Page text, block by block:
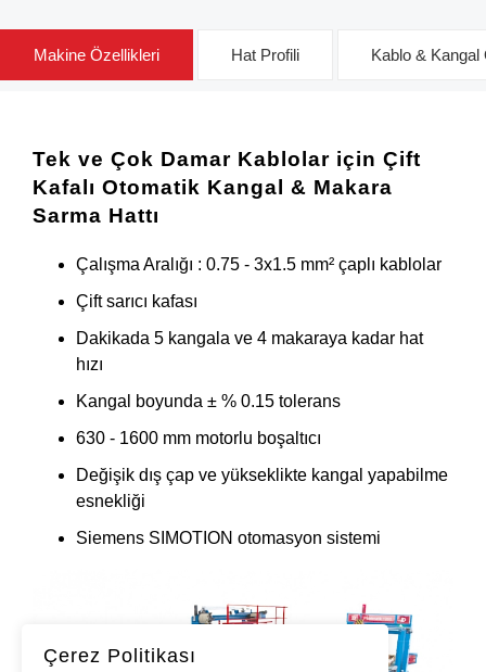
Makine Özellikleri Hat Profili Kablo & Kangal
Tek ve Çok Damar Kablolar için Çift
Kafalı Otomatik Kangal & Makara
Sarma Hattı
Çalışma Aralığı : 0.75 - 3x1.5 mm² çaplı kablolar
Çift sarıcı kafası
Dakikada 5 kangala ve 4 makaraya kadar hat
hızı
Kangal boyunda ± % 0.15 tolerans
630 - 1600 mm motorlu boşaltıcı
Değişik dış çap ve yükseklikte kangal yapabilme
esnekliği
Siemens SIMOTION otomasyon sistemi
Çerez Politikası